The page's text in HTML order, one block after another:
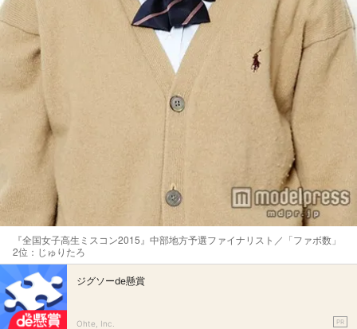
『全国女子高生ミスコン2015』中部地方予選ファイナリスト／「ファボ数」
2位：じゅりたろ
ジグソーde懸賞
Ohte, Inc. PR